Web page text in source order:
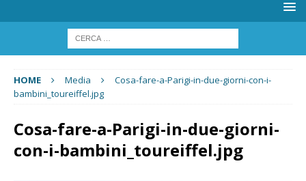
HOME Media
Cosa-fare-a-Parigi-in-due-giorni-con-i-
bambini_toureiffel.jpg
Cosa-fare-a-Parigi-in-due-giorni-
con-i-bambini_toureiffel.jpg